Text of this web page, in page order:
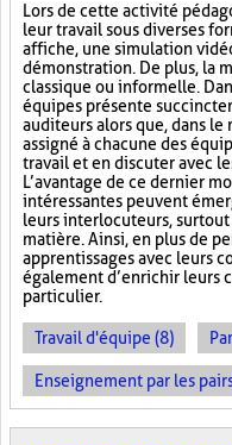
Lors de cette activité
leur travail sous diverses
affiche, une simulation
démonstration. De plus, la
classique ou informelle.
équipes présente
auditeurs alors que, dans
assigné à chacune des
travail et en discuter avec
L’avantage de ce dernier
intéressantes peuvent
leurs interlocuteurs,
matière. Ainsi, en plus de
apprentissages avec leurs
également d’enrichir leurs
particulier.
Travail d'équipe (8)
Enseignement par les